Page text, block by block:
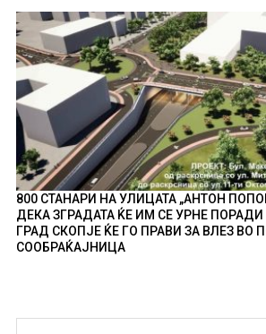
800 СТАНАРИ НА УЛИЦАТА „АНТОН
ДЕКА ЗГРАДАТА ЌЕ ИМ СЕ УРНЕ
ГРАД СКОПЈЕ ЌЕ ГО ПРАВИ ЗА ВЛЕЗ ВО
СООБРАЌАЈНИЦА